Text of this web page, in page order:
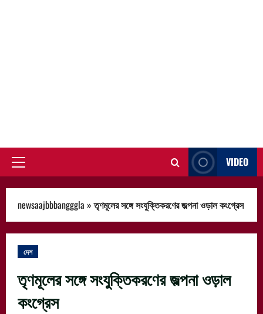
Primary
VIDEO
newsaajbbbangggla »তৃণমূলের সঙ্গে সংযুক্তিকরণের জল্পনা ওড়াল কংগ্রেস
দেশ
তৃণমূলের সঙ্গে সংযুক্তিকরণের জল্পনা ওড়াল
কংগ্রেস